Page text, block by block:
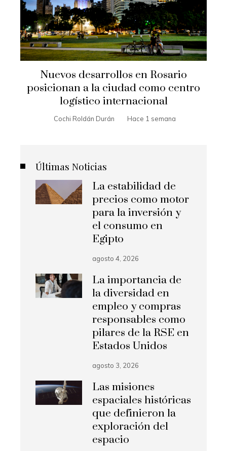
Nuevos desarrollos en Rosario
posicionan a la ciudad como centro
logístico internacional
Cochi Roldán Durán Hace 1 semana
Últimas Noticias
La estabilidad de
precios como motor
para la inversión y
el consumo en
Egipto
agosto 4, 2026
La importancia de
la diversidad en
empleo y compras
responsables como
pilares de la RSE en
Estados Unidos
agosto 3, 2026
Las misiones
espaciales históricas
que definieron la
exploración del
espacio